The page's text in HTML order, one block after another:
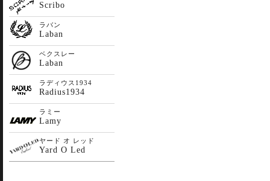
Scribo
ラバン
Laban
ベクスレー
Laban
ラディウス1934
Radius1934
ラミー
Lamy
ヤード オ レッド
Yard O Led